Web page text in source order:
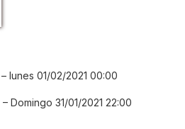
– lunes 01/02/2021 00:00
– Domingo 31/01/2021 22:00